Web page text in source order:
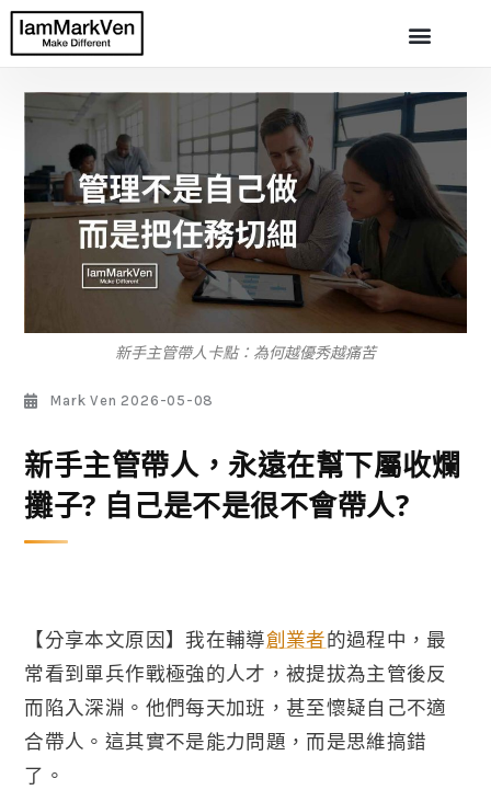
新手主管帶人卡點：為何越優秀越痛苦
Mark Ven 2026-05-08
新手主管帶人，永遠在幫下屬收爛
攤子? 自己是不是很不會帶人?
【分享本文原因】我在輔導創業者的過程中，最
常看到單兵作戰極強的人才，被提拔為主管後反
而陷入深淵。他們每天加班，甚至懷疑自己不適
合帶人。這其實不是能力問題，而是思維搞錯
了。